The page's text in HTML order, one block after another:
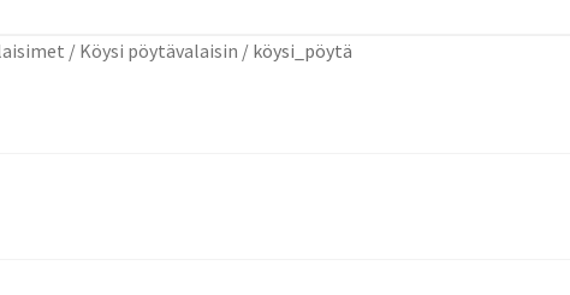
/ Köysi pöytävalaisin / köysi_pöytä